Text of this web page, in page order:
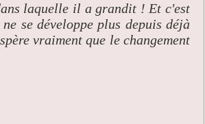
laquelle il a grandit ! Et c'est
se développe plus depuis déjà
vraiment que le changement